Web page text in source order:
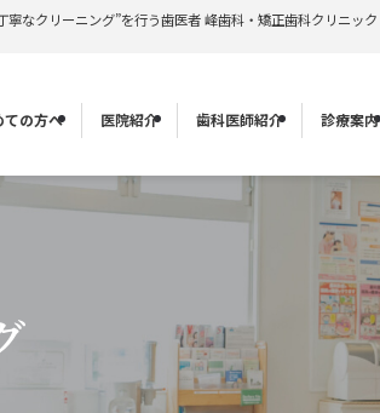
なクリーニング”を行う歯医者 峰歯科・矯正歯科クリニック
ての方へ 医院紹介 歯科医師紹介 診療案内